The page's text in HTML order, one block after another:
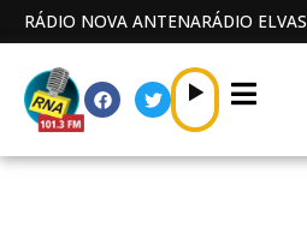
RÁDIO NOVA ANTENARÁDIO ELVAS